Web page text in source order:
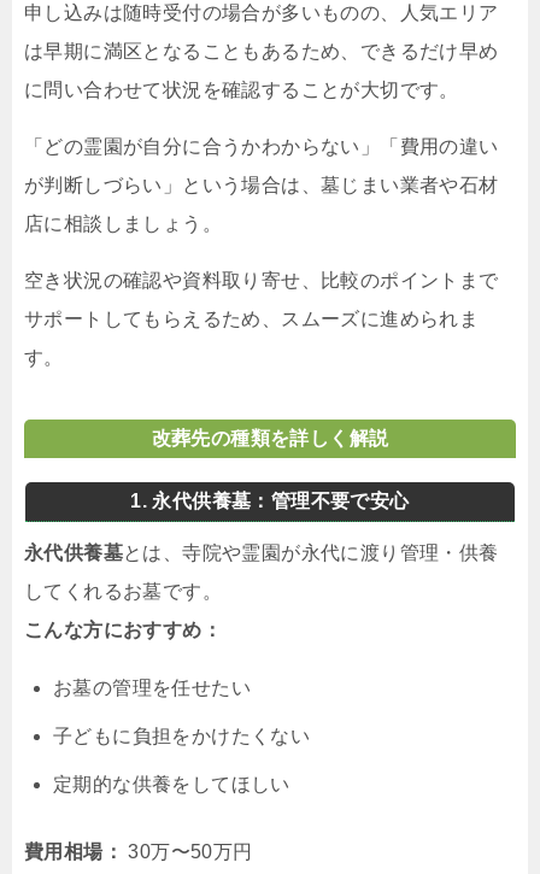
申し込みは随時受付の場合が多いものの、人気エリア
は早期に満区となることもあるため、できるだけ早め
に問い合わせて状況を確認することが大切です。
「どの霊園が自分に合うかわからない」「費用の違い
が判断しづらい」という場合は、墓じまい業者や石材
店に相談しましょう。
空き状況の確認や資料取り寄せ、比較のポイントまで
サポートしてもらえるため、スムーズに進められま
す。
改葬先の種類を詳しく解説
1. 永代供養墓：管理不要で安心
永代供養墓とは、寺院や霊園が永代に渡り管理・供養
してくれるお墓です。
こんな方におすすめ：
お墓の管理を任せたい
子どもに負担をかけたくない
定期的な供養をしてほしい
費用相場： 30万〜50万円